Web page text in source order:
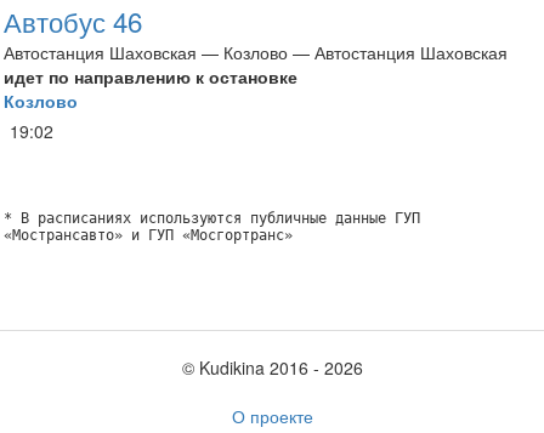
Автобус 46
Автостанция Шаховская — Козлово — Автостанция Шаховская
идет по направлению к остановке
Козлово
19:02
* В расписаниях используются публичные данные ГУП
«Мострансавто» и ГУП «Мосгортранс»
© Kudikina 2016 ‐ 2026
О проекте